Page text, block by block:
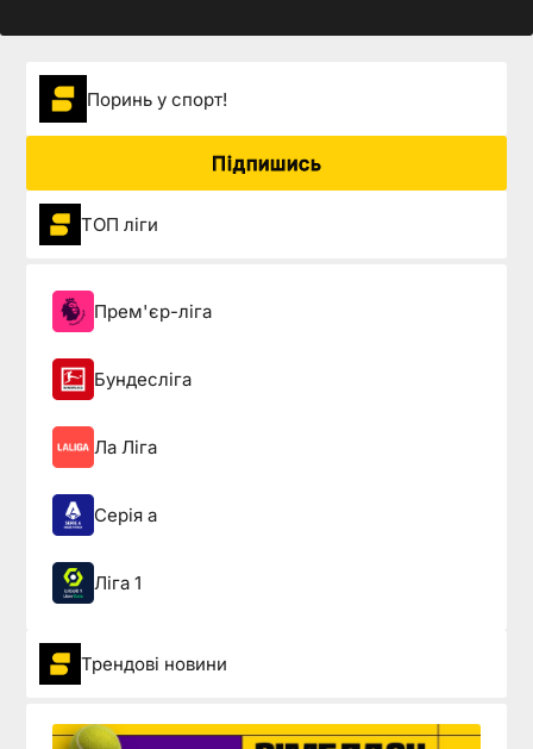
Поринь у спорт!
Підпишись
ТОП ліги
Прем'єр-ліга
Бундесліга
Ла Ліга
Серія а
Ліга 1
Трендові новини